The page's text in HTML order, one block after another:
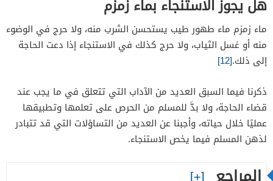
هل يجوز الاستنجاء بماء زمزم
ماء زمزم ماء طهور طيب يستحسن الشرب منه، ولا حرج في الوضوء
منه أو غسل الثياب، ولا حرج كذلك في الاستنجاء إذا دعت الحاجة
إلى ذلك.[12]
ذكرنا فيما السبق العديد من الآداب التي تتعلق في ما يجب عند
قضاء الحاجة، ولا بدَّ للمسلم من الحرص على تعلمها وتطبيقها
عمليًا خلال حياته، وأجبنا عن العديد من التساؤلات التي قد تتبادر
لذهن المسلم فيما يخص الاستنجاء.